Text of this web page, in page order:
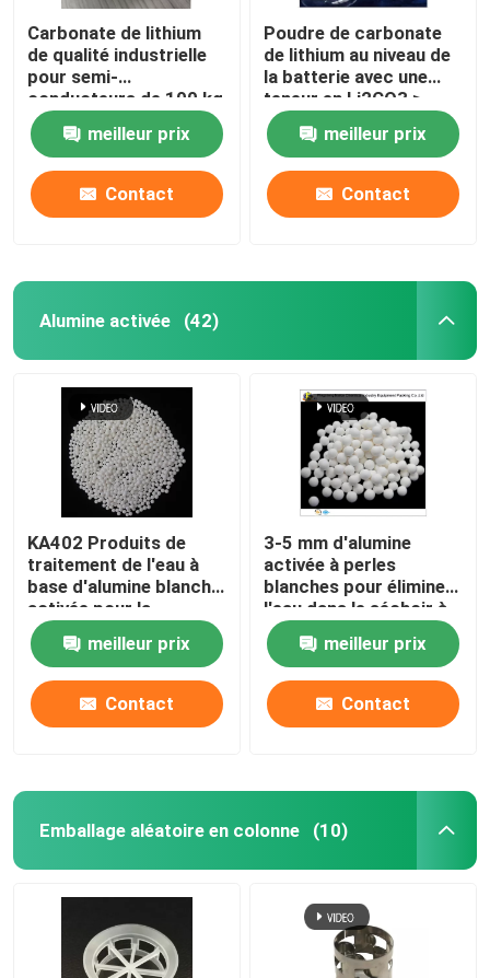
Carbonate de lithium
de qualité industrielle
pour semi-
conducteurs de 100 kg
meilleur prix
Contact
Poudre de carbonate
de lithium au niveau de
la batterie avec une
teneur en Li2CO3 ≥
99,5%
meilleur prix
Contact
Alumine activée (42)
KA402 Produits de
traitement de l'eau à
base d'alumine blanche
activée pour la
défluoration
meilleur prix
Contact
3-5 mm d'alumine
activée à perles
blanches pour éliminer
l'eau dans le séchoir à
air
meilleur prix
Contact
Emballage aléatoire en colonne (10)